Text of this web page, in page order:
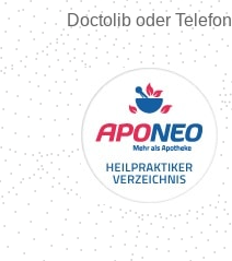
Doctolib oder Telefon